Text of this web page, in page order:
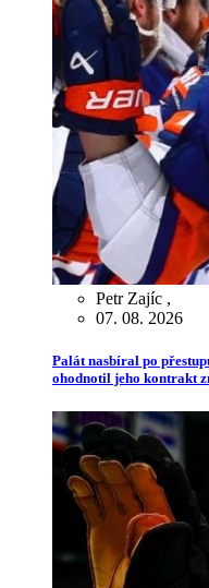
Petr Zajíc ,
07. 08. 2026
Palát nasbíral po
ohodnotil jeho kontrakt